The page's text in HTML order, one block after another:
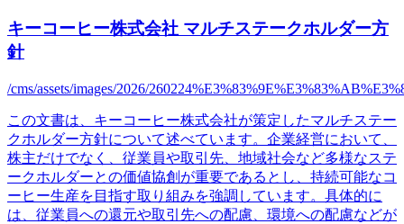
キーコーヒー株式会社 マルチステークホルダー方
針
/cms/assets/images/2026/
この文書は、キーコーヒー株式会社が策定したマルチステー
クホルダー方針について述べています。企業経営において、
株主だけでなく、従業員や取引先、地域社会など多様なステ
ークホルダーとの価値協創が重要であるとし、持続可能なコ
ーヒー生産を目指す取り組みを強調しています。具体的に
は、従業員への還元や取引先への配慮、環境への配慮などが